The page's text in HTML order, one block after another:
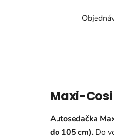
Maxi-
Autosedačka
do 105 cm). Do